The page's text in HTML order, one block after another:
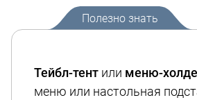
Полезно знать
Тейбл-тент или меню-
меню или настольная